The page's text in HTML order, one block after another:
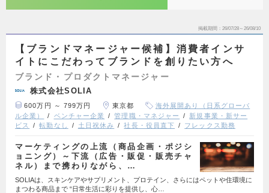
掲載期間 26/07/28～26/08/10
【ブランドマネージャー候補】消費者インサ
イトにこだわってブランドを創りたい方へ
ブランド・プロダクトマネージャー
株式会社SOLIA
600万円 ～ 799万円 東京都
海外展開あり（日系グローバ
ル企業）
ベンチャー企業 管理職・マネジャー
新規事業・新サー
ビス
転勤なし 土日祝休み 社長・役員直下 フレックス勤務
マーケティングの上流（商品企画・ポジシ
ョニング）～下流（広告・販促・販売チャ
ネル）まで携わりながら、…
SOLIAは、スキンケアやサプリメント、プロテイン、さらにはペットや住環境に
まつわる商品まで “日常生活に彩りを提供し、心…